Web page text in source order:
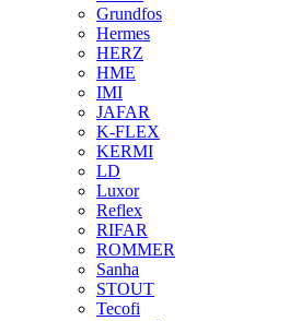
Grundfos
Hermes
HERZ
HME
IMI
JAFAR
K-FLEX
KERMI
LD
Luxor
Reflex
RIFAR
ROMMER
Sanha
STOUT
Tecofi